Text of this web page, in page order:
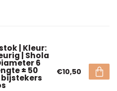
| Kleur:
| Shola
6
± 50
bijstekers
€10,50